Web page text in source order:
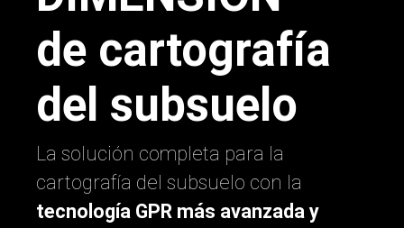
de cartografía
del subsuelo
La solución completa para la
cartografía del subsuelo con la
tecnología GPR más avanzada y